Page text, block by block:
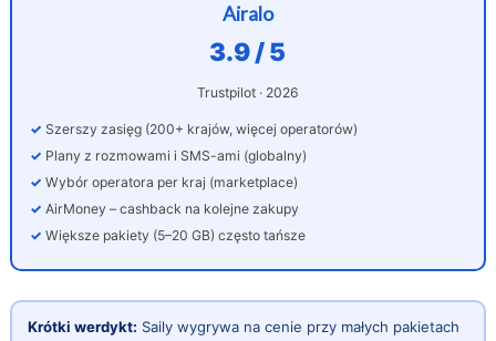
Airalo
3.9 / 5
Trustpilot · 2026
Szerszy zasięg (200+ krajów, więcej operatorów)
Plany z rozmowami i SMS-ami (globalny)
Wybór operatora per kraj (marketplace)
AirMoney – cashback na kolejne zakupy
Większe pakiety (5–20 GB) często tańsze
Krótki werdykt: Saily wygrywa na cenie przy małych pakietach